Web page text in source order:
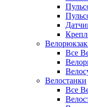
Все
Велостанки
Все